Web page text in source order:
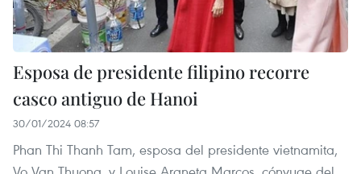
Esposa de presidente filipino recorre
casco antiguo de Hanoi
30/01/2024 08:57
Phan Thi Thanh Tam, esposa del presidente vietnamita,